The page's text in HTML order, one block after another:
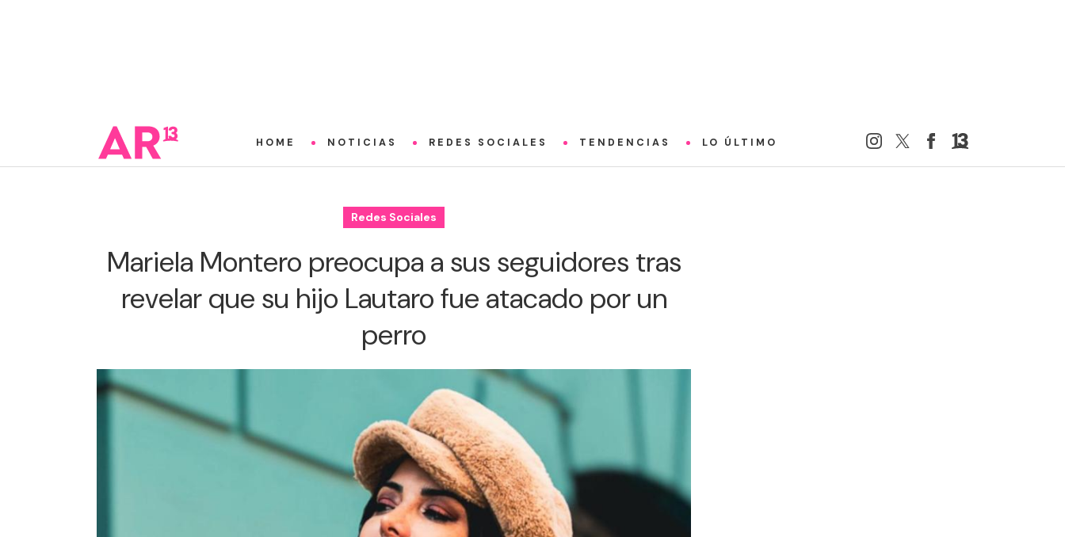
HOME NOTICIAS REDES SOCIALES TENDENCIAS LO ÚLTIMO
Redes Sociales
Mariela Montero preocupa a sus seguidores tras
revelar que su hijo Lautaro fue atacado por un
perro